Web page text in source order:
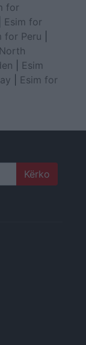
for
Esim for
for Peru
Esim
Esim for